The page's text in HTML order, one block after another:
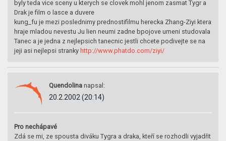
byly teda vice sceny u kterych se clovek mohl jenom zasmat Tygr a
Drak je film o lasce a duvere
kung_fu je mezi poslednimy prednostifilmu herecka Zhang-Ziyi ktera
hraje mladou nevestu Ju lien neumi zadne bpojove umeni studovala
Tanec a je jedna z nejlepsich tanecnic jestli chcete podivejte se na
jeji asi nejlepsi stranky http://www.phatdo.com/ziyi/
Quendolina napsal:
20.2.2002 (20:14)
Pro nechápavé
Zdá se mi, ze spousta diváku Tygra a draka, kteří se rozhodli vyjadřit